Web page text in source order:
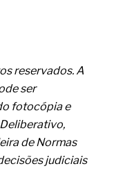
reservados. A
ser
fotocópia e
de Normas
judiciais